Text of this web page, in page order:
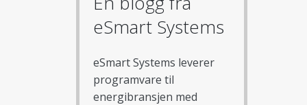
eSmart Systems
eSmart Systems leverer
programvare til
energibransjen med